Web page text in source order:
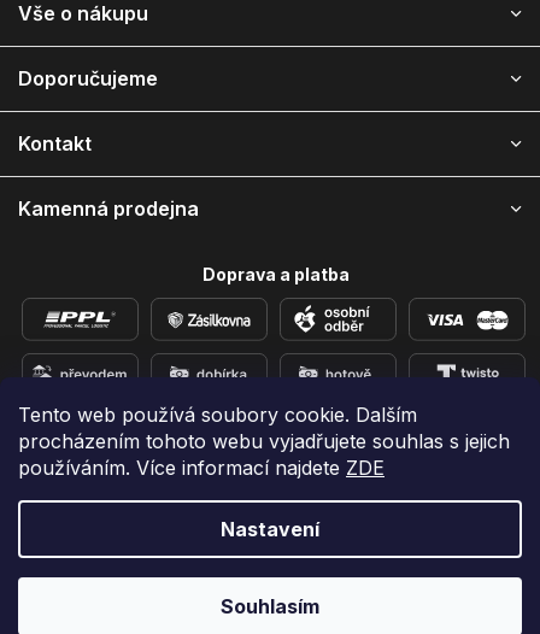
Tento web používá soubory cookie. Dalším
procházením tohoto webu vyjadřujete souhlas s jejich
používáním. Více informací najdete ZDE
Nastavení
Souhlasím
p
Vše o nákupu
Doporučujeme
Kontakt
Kamenná prodejna
Doprava a platba
Přidejte se k nám na sítích
Vytvořil Shoptet
e-shop iPhoneLab.cz